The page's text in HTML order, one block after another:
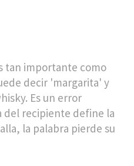
tan importante como
decir 'margarita' y
Es un error
del recipiente define la
la palabra pierde su